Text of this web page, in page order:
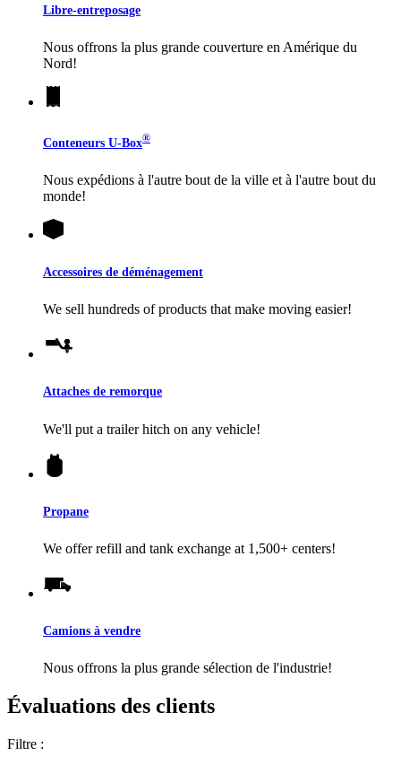
Libre-entreposage
Nous offrons la plus grande couverture en Amérique du
Nord!
Conteneurs U-Box®
Nous expédions à l'autre bout de la ville et à l'autre bout du
monde!
Accessoires de déménagement
We sell hundreds of products that make moving easier!
Attaches de remorque
We'll put a trailer hitch on any vehicle!
Propane
We offer refill and tank exchange at 1,500+ centers!
Camions à vendre
Nous offrons la plus grande sélection de l'industrie!
Évaluations des clients
Filtre :